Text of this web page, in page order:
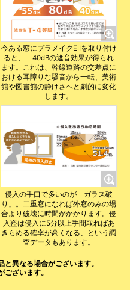
今ある窓にプラメイクEⅡを取り付け
ると、－40dBの遮音効果が得られ
ます。これは、幹線道路の交差点に
おける耳障りな騒音から一転、美術
館や図書館の静けさへと劇的に変化
します。
侵入の手口で多いのが「ガラス破
り」。二重窓になれば外窓のみの場
合より破壊に時間がかかります。侵
入盗は侵入に5分以上手間取ればあ
きらめる確率が高くなる、という調
査データもあります。
異なる場合がございます。
ざいます。